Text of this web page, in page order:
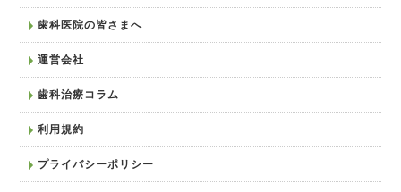
歯科医院の皆さまへ
運営会社
歯科治療コラム
利用規約
プライバシーポリシー